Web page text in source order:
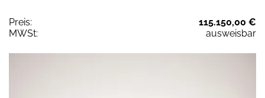
Preis:
115.150,00 €
MWSt:
ausweisbar